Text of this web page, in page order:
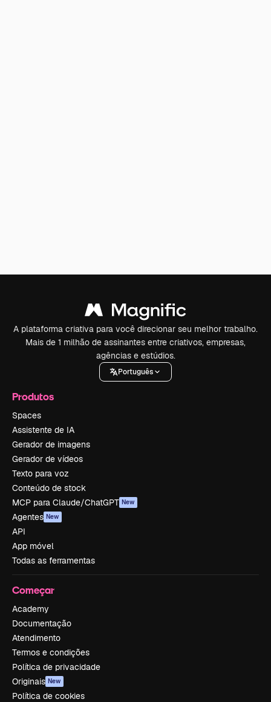
A plataforma criativa para você direcionar seu melhor trabalho.
Mais de 1 milhão de assinantes entre criativos, empresas,
agências e estúdios.
Português
Produtos
Spaces
Assistente de IA
Gerador de imagens
Gerador de vídeos
Texto para voz
Conteúdo de stock
MCP para Claude/ChatGPT New
Agentes New
API
App móvel
Todas as ferramentas
Começar
Academy
Documentação
Atendimento
Termos e condições
Política de privacidade
Originais New
Política de cookies